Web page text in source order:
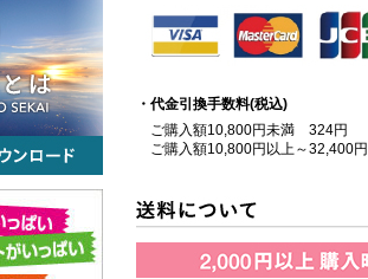
・代金引換手数料(税込)
ご購入額10,800円未満 324円
ご購入額10,800円以上～32,400